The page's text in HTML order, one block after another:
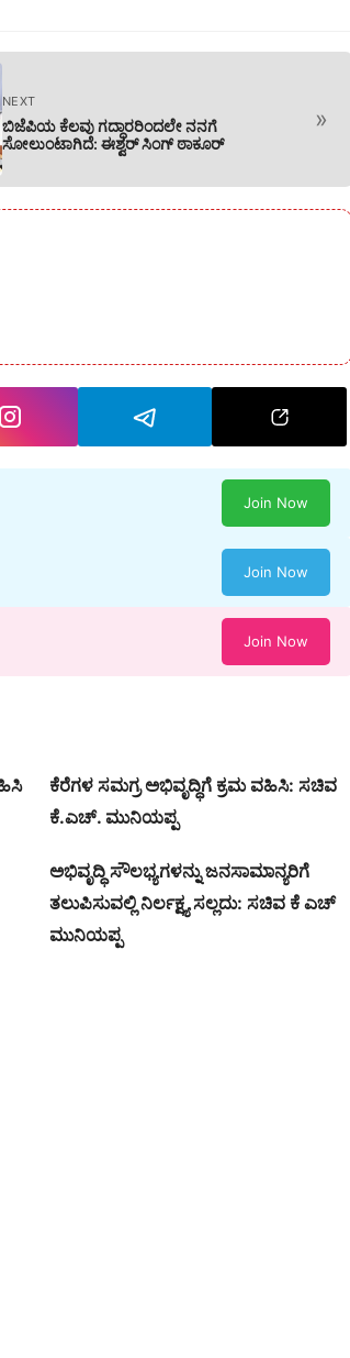
NEXT
ಬಿಜೆಪಿಯ ಕೆಲವು ಗದ್ಧಾರರಿಂದಲೇ ನನಗೆ
ಸೋಲುಂಟಾಗಿದೆ: ಈಶ್ವರ್ ಸಿಂಗ್ ಠಾಕೂರ್
»
Join Now
Join Now
Join Now
ಕೆರೆಗಳ ಸಮಗ್ರ ಅಭಿವೃದ್ಧಿಗೆ ಕ್ರಮ ವಹಿಸಿ: ಸಚಿವ
ಕೆ.ಎಚ್. ಮುನಿಯಪ್ಪ
ಅಭಿವೃದ್ಧಿ ಸೌಲಭ್ಯಗಳನ್ನು ಜನಸಾಮಾನ್ಯರಿಗೆ
ತಲುಪಿಸುವಲ್ಲಿ ನಿರ್ಲಕ್ಷ್ಯ ಸಲ್ಲದು: ಸಚಿವ ಕೆ ಎಚ್
ಮುನಿಯಪ್ಪ